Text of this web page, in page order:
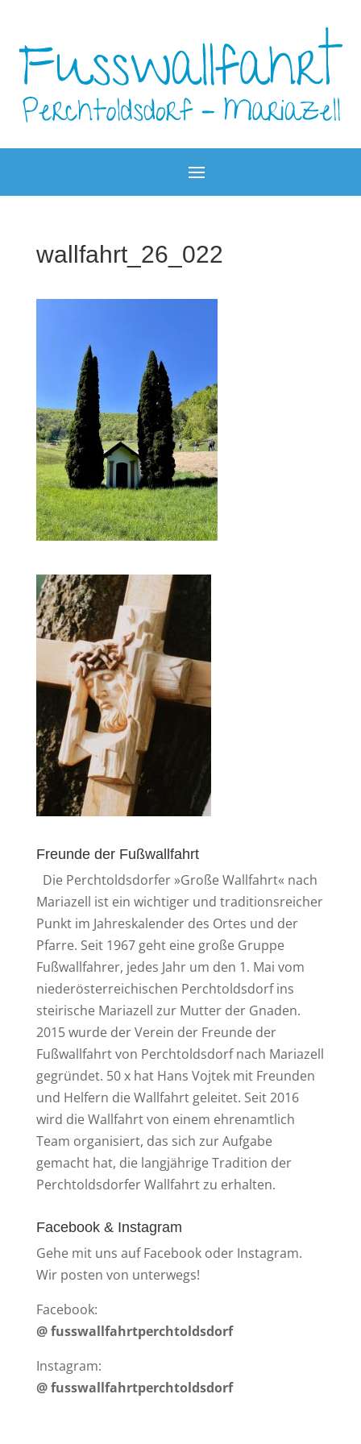
wallfahrt_26_022
Freunde der Fußwallfahrt
Die Perchtoldsdorfer »Große Wallfahrt« nach
Mariazell ist ein wichtiger und traditionsreicher
Punkt im Jahreskalender des Ortes und der
Pfarre. Seit 1967 geht eine große Gruppe
Fußwallfahrer, jedes Jahr um den 1. Mai vom
niederösterreichischen Perchtoldsdorf ins
steirische Mariazell zur Mutter der Gnaden.
2015 wurde der Verein der Freunde der
Fußwallfahrt von Perchtoldsdorf nach Mariazell
gegründet. 50 x hat Hans Vojtek mit Freunden
und Helfern die Wallfahrt geleitet. Seit 2016
wird die Wallfahrt von einem ehrenamtlich
Team organisiert, das sich zur Aufgabe
gemacht hat, die langjährige Tradition der
Perchtoldsdorfer Wallfahrt zu erhalten.
Facebook & Instagram
Gehe mit uns auf Facebook oder Instagram.
Wir posten von unterwegs!
Facebook:
@ fusswallfahrtperchtoldsdorf
Instagram:
@ fusswallfahrtperchtoldsdorf